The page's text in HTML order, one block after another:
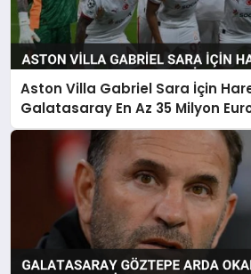
Aston Villa Gabriel Sara İçin
Galatasaray En Az 35 Milyon